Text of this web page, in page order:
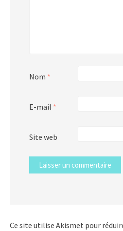
Nom *
E-mail *
Site web
Ce site utilise Akismet pour